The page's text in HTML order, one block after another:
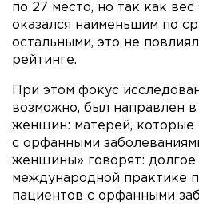
по 27 место, но так как вес
оказался наименьшим по
остальными, это не
рейтинге.
При этом фокус
возможно, был направлен
женщин: матерей, которые
с орфанными
женщины» говорят: долгое
международной практике
пациентов с орфанными